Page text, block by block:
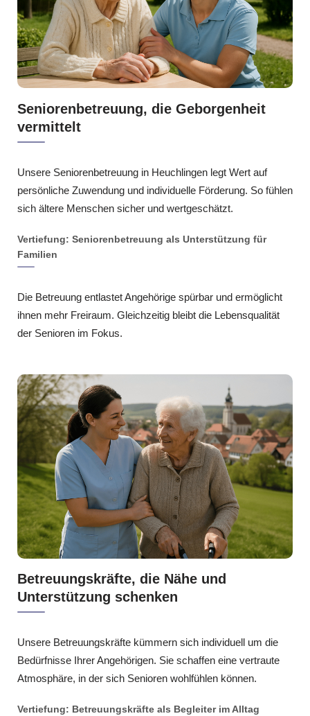
Betreuungskräfte, die Nähe und
Unterstützung schenken
Unsere Betreuungskräfte kümmern sich individuell um die
Bedürfnisse Ihrer Angehörigen. Sie schaffen eine vertraute
Atmosphäre, in der sich Senioren wohlfühlen können.
Vertiefung: Betreuungskräfte als Begleiter im Alltag
Seniorenbetreuung, die Geborgenheit
vermittelt
Unsere Seniorenbetreuung in Heuchlingen legt Wert auf
persönliche Zuwendung und individuelle Förderung. So fühlen
sich ältere Menschen sicher und wertgeschätzt.
Vertiefung: Seniorenbetreuung als Unterstützung für
Familien
Die Betreuung entlastet Angehörige spürbar und ermöglicht
ihnen mehr Freiraum. Gleichzeitig bleibt die Lebensqualität
der Senioren im Fokus.